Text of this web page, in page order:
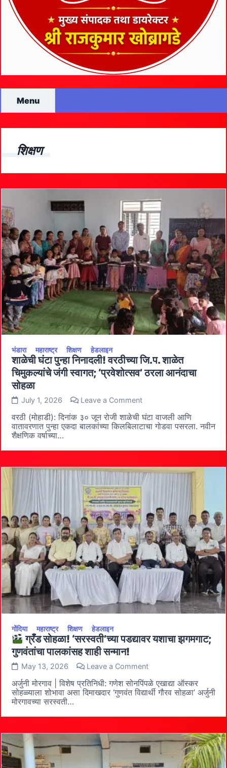
Menu
शिक्षण
भंडारा महाराष्ट्र शिक्षण हेडलाइन
शाळेची घंटा पुन्हा निनादली! वरठीच्या जि.प. शाळेत
चिमुकल्यांचे जंगी स्वागत; ‘प्रवेशोत्सव’ ठरला आनंदाचा
सोहळा
July 1, 2026 Leave a Commenton
घंटा
पुन्हा
निनादली!
जि.प.
जंगी
स्वागत;
आनंदाचा
सोहळा
वरठी (मोहाडी): दिनांक ३० जून रोजी शाळेची घंटा वाजली आणि
वातावरणात पुन्हा एकदा बालकांच्या किलबिलाटाचा गोडवा पसरला. नवीन
शैक्षणिक वर्षाच्या…
गोंदिया महाराष्ट्र शिक्षण हेडलाइन
ग्रँड सोहळा! ‘सरस्वती’च्या पडद्यावर यशाचा झगमगाट;
गुणवंतांचा पालकांसह शाही सन्मान!
May 13, 2026 Leave a Commenton
ग्रँड
सोहळा!
पडद्यावर
गुणवंतांचा
पालकांसह
शाही
सन्मान!
अर्जुनी मोरगाव | विशेष प्रतिनिधी: गणेश सोनपिंपळे ​एखाद्या ऑस्कर
सोहळ्याला शोभावा असा दिमाखदार ‘गुणवंत विद्यार्थी गौरव सोहळा’ अर्जुनी
मोरगावच्या सरस्वती…